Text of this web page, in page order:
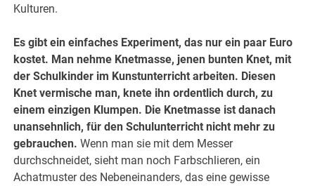
Kulturen.
Es gibt ein einfaches Experiment, das nur ein paar Euro
kostet. Man nehme Knetmasse, jenen bunten Knet, mit
der Schulkinder im Kunstunterricht arbeiten. Diesen
Knet vermische man, knete ihn ordentlich durch, zu
einem einzigen Klumpen. Die Knetmasse ist danach
unansehnlich, für den Schulunterricht nicht mehr zu
gebrauchen. Wenn man sie mit dem Messer
durchschneidet, sieht man noch Farbschlieren, ein
Achatmuster des Nebeneinanders, das eine gewisse